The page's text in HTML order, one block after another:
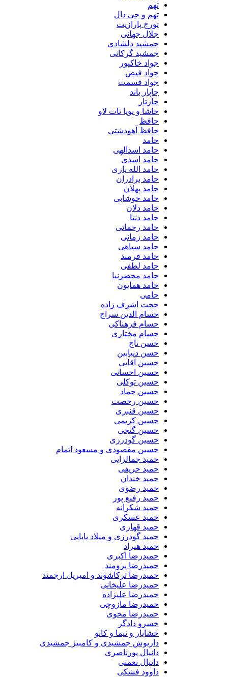
تهم و جی دال
تورج پارازیت
جلال جهانی
جمشید دلشادی
جمشید گرکانی
جواد خاکپور
جواد فیض
جواد قسمت
چاپار باند
چارتار
حاشا و پویا تات لاو
حافظ
حافظ آهودشتی
حامد
حامد اسدالهی
حامد اسدی
حامد الله یاری
حامد برادران
حامد پهلان
حامد خوشابی
حامد دلان
حامد دنتا
حامد رحمانی
حامد زمانی
حامد سیاهی
حامد فرمند
حامد لطفی
حامد محضرنیا
حامد همایون
حامی
حجت اشرف زاده
حسام الدین سراج
حسام فرهناکی
حسام مختاری
حسن تاج
حسن دنیابین
حسین آقایی
حسین احسانی
حسین توکلی
حسین حماد
حسین رخصت
حسین قنبری
حسین کریمی
حسین گنجی
حسین گودرزی
حسین مقصودی و مسعود اتمام
حمید جمالزایی
حمید حریفی
حمید خندان
حمید رضوی
حمید رفیع پور
حمید شکرانه
حمید عسکری
حمید قهاری
حمید گودرزی و میلاد بابایی
حمید هیراد
حمیدرضا اکبری
حمیدرضا برومند
حمیدرضا ترکاشوند و امیریل ارجمند
حمیدرضا علیخانی
حمیدرضا علیزاده
حمیدرضا مازوچی
حمیدرضا محوی
خسرو دادگر
خشایار و نیما و کانو
داریوش جمشیدی و کامبیز جمشیدی
دانیال پورناصری
دانیال نعمتی
داوود فشکی